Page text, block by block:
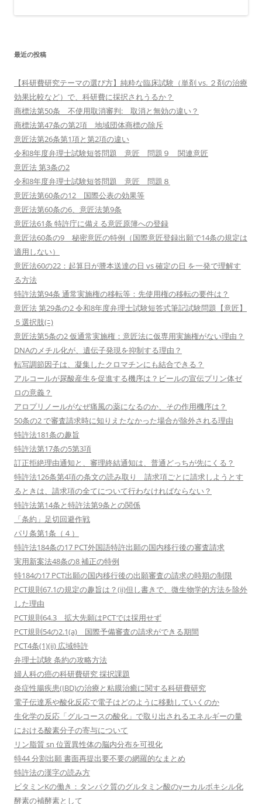
最近の投稿
【科研費研究テーマの選び方】純粋な臨床試験（単剤 vs. ２剤の治療
効果比較など）で、科研費に採択されうるか？
商標法第50条 不使用取消審判: 取消と無効の違い？
商標法第47条の第2項 地域団体商標の除斥
意匠法第26条第1項と第2項の違い
令和8年度弁理士試験短答問題 意匠 問題９ 関連意匠
意匠法 第3条の2
令和8年度弁理士試験短答問題 意匠 問題８
意匠法第60条の12 国際公表の効果等
意匠法第60条の6、意匠法第9条
意匠法61条 特許庁に備える意匠原簿への登録
意匠法60条の9 秘密意匠の特例（国際意匠登録出願で14条の規定は
適用しない）
意匠法60の22：起算日が謄本送達の日 vs 確定の日 を一発で理解す
る方法
特許法第94条 通常実施権の移転等：先使用権の移転の要件は？
意匠法 第29条の2 令和8年度弁理士試験短答式筆記試験問題【意匠】
５選択肢(ﾆ)
意匠法第5条の2 仮通常実施権：意匠法に仮専用実施権がない理由？
DNAのメチル化が、遺伝子発現を抑制する理由？
転写調節因子は、凝集したクロマチンにも結合できる？
アルコールが尿酸産生を促進する機序は？ビールの宣伝プリン体ゼ
ロの意義？
アロプリノールがなぜ痛風の薬になるのか、その作用機序は？
50条の2 で審査請求時に知りえたなかった場合が除外される理由
特許法181条の趣旨
特許法第17条の5第3項
訂正拒絶理由通知と、審理終結通知は、普通どっちが先にくる？
特許法126条第4項の条文の読み取り 請求項ごとに請求しようとす
るときは、請求項の全てについて行わなければならない？
特許法第14条と特許法第9条との関係
「条約」足切回避作戦
パリ条第1条（４）
特許法184条の17 PCT外国語特許出願の国内移行後の審査請求
実用新案法48条の8 補正の特例
特184の17 PCT出願の国内移行後の出願審査の請求の時期の制限
PCT規則67.1の規定の趣旨は？(ii)但し書きで、微生物学的方法を除外
した理由
PCT規則64.3 拡大先願はPCTでは採用せず
PCT規則54の2.1(a) 国際予備審査の請求ができる期間
PCT4条(1)(ii) 広域特許
弁理士試験 条約の攻略方法
婦人科の癌の科研費研究 採択課題
炎症性腸疾患(IBD)の治療と粘膜治癒に関する科研費研究
電子伝達系や酸化反応で電子はどのように移動していくのか
生化学の反応「グルコースの酸化」で取り出されるエネルギーの量
における酸素分子の寄与について
リン脂質 sn 位置異性体の脳内分布を可視化
特44 分割出願 書面再提出要不要の網羅的なまとめ
特許法の漢字の読み方
ビタミンKの働き：タンパク質のグルタミン酸のγーカルボキシル化
酵素の補酵素として